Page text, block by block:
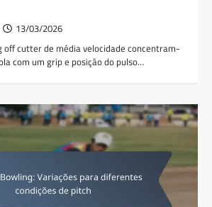
13/03/2026
off cutter de média velocidade concentram-
com um grip e posição do pulso…